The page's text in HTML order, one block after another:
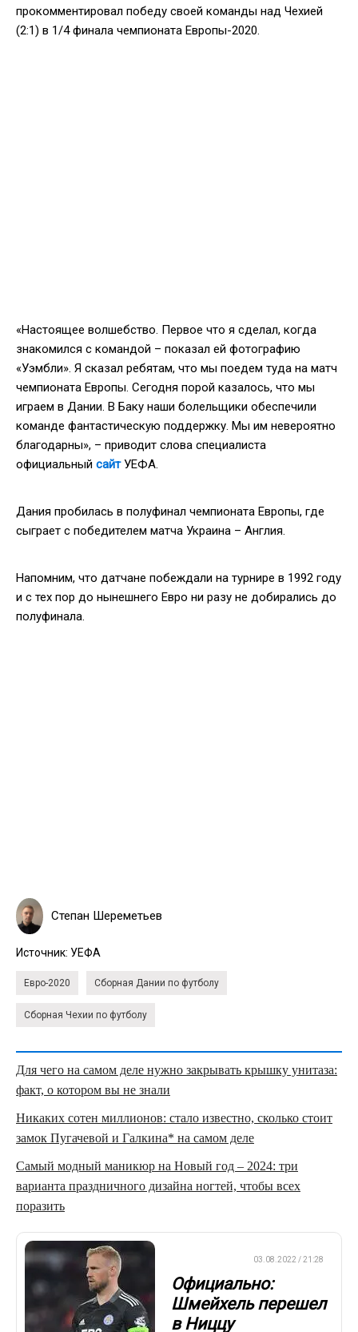
прокомментировал победу своей команды над Чехией
(2:1) в 1/4 финала чемпионата Европы-2020.
«Настоящее волшебство. Первое что я сделал, когда
знакомился с командой – показал ей фотографию
«Уэмбли». Я сказал ребятам, что мы поедем туда на матч
чемпионата Европы. Сегодня порой казалось, что мы
играем в Дании. В Баку наши болельщики обеспечили
команде фантастическую поддержку. Мы им невероятно
благодарны», – приводит слова специалиста
официальный сайтУЕФА.
Дания пробилась в полуфинал чемпионата Европы, где
сыграет с победителем матча Украина – Англия.
Напомним, что датчане побеждали на турнире в 1992 году
и с тех пор до нынешнего Евро ни разу не добирались до
полуфинала.
Степан Шереметьев
Источник: УЕФА
Евро-2020 Сборная Дании по футболу
Сборная Чехии по футболу
Для чего на самом деле нужно закрывать крышку унитаза:
факт, о котором вы не знали
Никаких сотен миллионов: стало известно, сколько стоит
замок Пугачевой и Галкина* на самом деле
Самый модный маникюр на Новый год – 2024: три
варианта праздничного дизайна ногтей, чтобы всех
поразить
03.08.2022 / 21:28
Официально:
Шмейхель перешел
в Ниццу